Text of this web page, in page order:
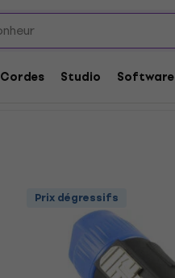
Cordes Studio Software
Prix dégressifs